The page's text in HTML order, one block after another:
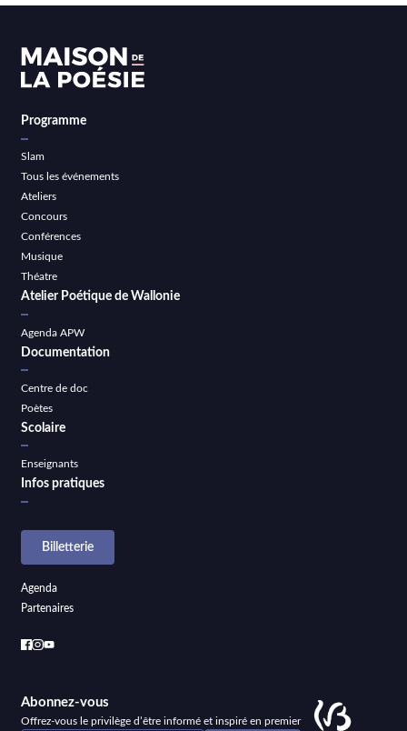
Programme
Slam
Tous les événements
Ateliers
Concours
Conférences
Musique
Théatre
Atelier Poétique de Wallonie
Agenda APW
Documentation
Centre de doc
Poètes
Scolaire
Enseignants
Infos pratiques
Billetterie
Agenda
Partenaires
Abonnez-vous
Offrez-vous le privilège d’être informé et inspiré en premier